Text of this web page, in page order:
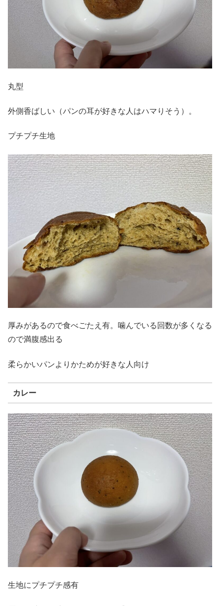
丸型
外側香ばしい（パンの耳が好きな人はハマりそう）。
プチプチ生地
厚みがあるので食べごたえ有。噛んでいる回数が多くなる
ので満腹感出る
柔らかいパンよりかためが好きな人向け
カレー
生地にプチプチ感有